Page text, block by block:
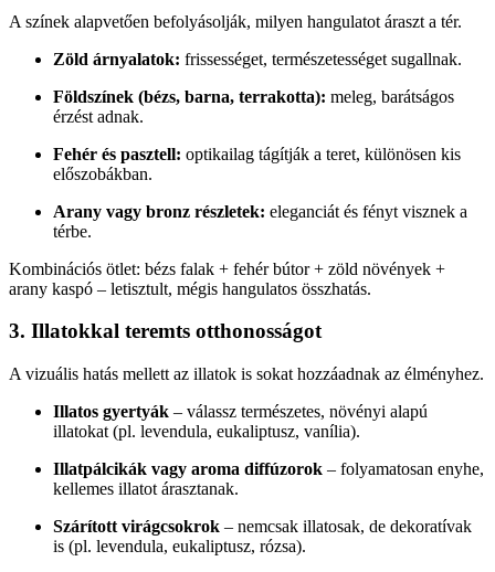
A színek alapvetően befolyásolják, milyen hangulatot áraszt a tér.
Zöld árnyalatok: frissességet, természetességet sugallnak.
Földszínek (bézs, barna, terrakotta): meleg, barátságos
érzést adnak.
Fehér és pasztell: optikailag tágítják a teret, különösen kis
előszobákban.
Arany vagy bronz részletek: eleganciát és fényt visznek a
térbe.
Kombinációs ötlet: bézs falak + fehér bútor + zöld növények +
arany kaspó – letisztult, mégis hangulatos összhatás.
3. Illatokkal teremts otthonosságot
A vizuális hatás mellett az illatok is sokat hozzáadnak az élményhez.
Illatos gyertyák – válassz természetes, növényi alapú
illatokat (pl. levendula, eukaliptusz, vanília).
Illatpálcikák vagy aroma diffúzorok – folyamatosan enyhe,
kellemes illatot árasztanak.
Szárított virágcsokrok – nemcsak illatosak, de dekoratívak
is (pl. levendula, eukaliptusz, rózsa).